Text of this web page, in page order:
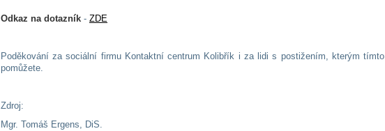
Odkaz na dotazník - ZDE
Poděkování za sociální firmu Kontaktní centrum Kolibřík i za lidi s postižením, kterým tímto
pomůžete.
Zdroj:
Mgr. Tomáš Ergens, DiS.